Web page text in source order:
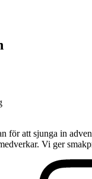
för att sjunga in
Vi ger